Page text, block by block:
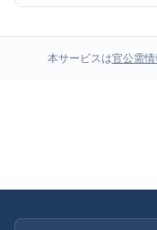
本サービスは官公需情